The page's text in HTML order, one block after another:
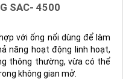
SAC- 4500
với ống nối dùng để làm
năng hoạt động linh hoạt,
thông thường, vừa có thể
không gian mở.